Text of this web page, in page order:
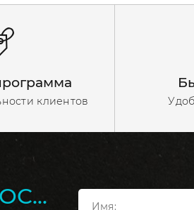
клиентов